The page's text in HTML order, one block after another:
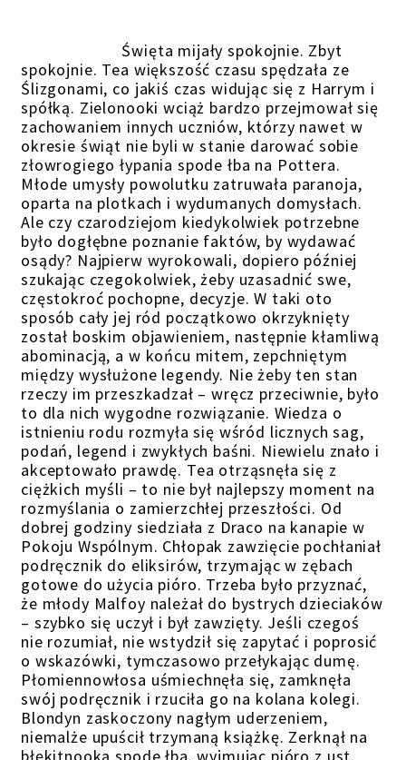
Święta mijały spokojnie. Zbyt
spokojnie. Tea większość czasu spędzała ze
Ślizgonami, co jakiś czas widując się z Harrym i
spółką. Zielonooki wciąż bardzo przejmował się
zachowaniem innych uczniów, którzy nawet w
okresie świąt nie byli w stanie darować sobie
złowrogiego łypania spode łba na Pottera.
Młode umysły powolutku zatruwała paranoja,
oparta na plotkach i wydumanych domysłach.
Ale czy czarodziejom kiedykolwiek potrzebne
było dogłębne poznanie faktów, by wydawać
osądy? Najpierw wyrokowali, dopiero później
szukając czegokolwiek, żeby uzasadnić swe,
częstokroć pochopne, decyzje. W taki oto
sposób cały jej ród początkowo okrzyknięty
został boskim objawieniem, następnie kłamliwą
abominacją, a w końcu mitem, zepchniętym
między wysłużone legendy. Nie żeby ten stan
rzeczy im przeszkadzał – wręcz przeciwnie, było
to dla nich wygodne rozwiązanie. Wiedza o
istnieniu rodu rozmyła się wśród licznych sag,
podań, legend i zwykłych baśni. Niewielu znało i
akceptowało prawdę. Tea otrząsnęła się z
ciężkich myśli – to nie był najlepszy moment na
rozmyślania o zamierzchłej przeszłości. Od
dobrej godziny siedziała z Draco na kanapie w
Pokoju Wspólnym. Chłopak zawzięcie pochłaniał
podręcznik do eliksirów, trzymając w zębach
gotowe do użycia pióro. Trzeba było przyznać,
że młody Malfoy należał do bystrych dzieciaków
– szybko się uczył i był zawzięty. Jeśli czegoś
nie rozumiał, nie wstydził się zapytać i poprosić
o wskazówki, tymczasowo przełykając dumę.
Płomiennowłosa uśmiechnęła się, zamknęła
swój podręcznik i rzuciła go na kolana kolegi.
Blondyn zaskoczony nagłym uderzeniem,
niemalże upuścił trzymaną książkę. Zerknął na